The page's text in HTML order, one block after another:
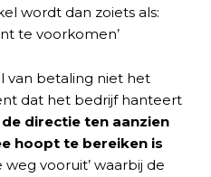
wordt dan zoiets als:
te voorkomen’
van betaling niet het
dat het bedrijf hanteert
directie ten aanzien
hoopt te bereiken is
vooruit’ waarbij de